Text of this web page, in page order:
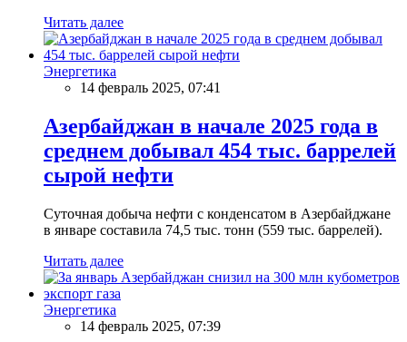
Читать далее
Энергетика
14 февраль 2025, 07:41
Азербайджан в начале 2025 года в
среднем добывал 454 тыс. баррелей
сырой нефти
Суточная добыча нефти с конденсатом в Азербайджане
в январе составила 74,5 тыс. тонн (559 тыс. баррелей).
Читать далее
Энергетика
14 февраль 2025, 07:39